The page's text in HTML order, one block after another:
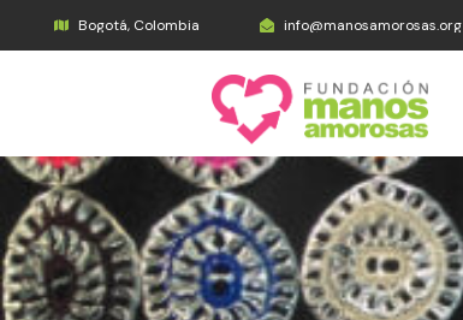
Bogotá, Colombia info@manosamorosas.org